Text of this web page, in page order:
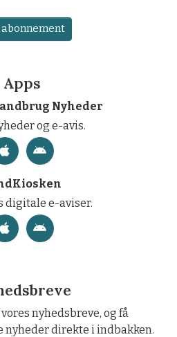
abonnement
Apps
Nyheder
og e-avis.
digitale e-aviser.
nyhedsbreve, og få
direkte i indbakken.